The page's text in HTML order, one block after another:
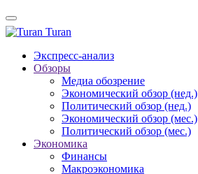
Turan
Экспресс-анализ
Обзоры
Медиа обозрение
Экономический обзор (нед.)
Политический обзор (нед.)
Экономический обзор (мес.)
Политический обзор (мес.)
Экономика
Финансы
Макроэкономика